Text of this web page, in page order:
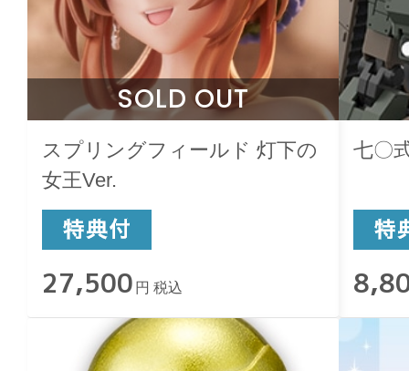
SOLD OUT
スプリングフィールド 灯下の
女王Ver.
27,500 円 税込
七〇